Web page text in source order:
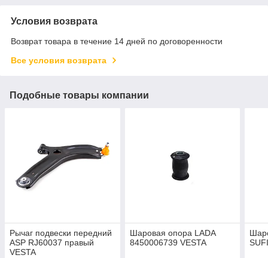
Условия возврата
Возврат товара в течение 14 дней по договоренности
Все условия возврата
Подобные товары компании
Рычаг подвески передний
ASP RJ60037 правый
VESTA
Шаровая опора LADA
8450006739 VESTA